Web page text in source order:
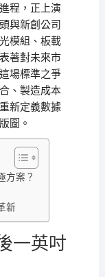
程，正上演
與新創公司
模組、板載
著對未來市
場標準之爭
、製造成本
新定義數據
圖。
方案？
新
一英吋